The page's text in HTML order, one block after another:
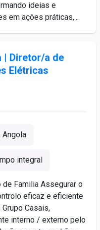
ideias e
em ações práticas,...
| Diretor/a de
Elétricas
Angola
integral
Familia Assegurar o
eficaz e eficiente
Casais,
interno / externo pelo